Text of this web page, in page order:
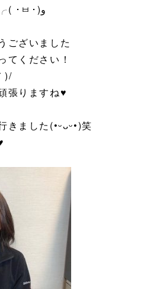
一緒に頑張りましょう╭( ･ㅂ･)و
ございました
てください！
)/
張りますね♥
きました(•ᵕᴗᵕ•)笑